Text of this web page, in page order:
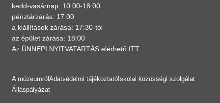
kedd-vasárnap: 10:00-18:00
pénztárzárás: 17:00
a kiállítások zárása: 17:30-tól
az épület zárása: 18:00
Az ÜNNEPI NYITVATARTÁS elérhető ITT.
A múzeumról Adatvédelmi tájékoztató Iskolai közösségi szolgálat
Álláspályázat